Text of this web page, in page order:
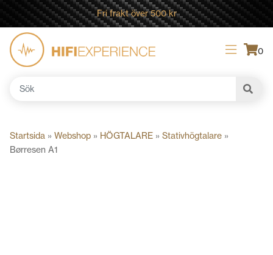
Fri frakt över 500 kr
0
Sök
Startsida » Webshop » HÖGTALARE » Stativhögtalare »
Børresen A1